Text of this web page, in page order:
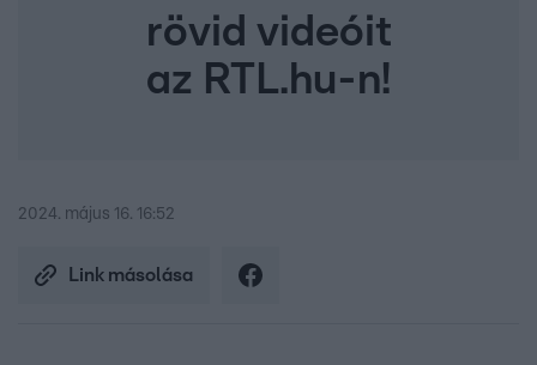
rövid videóit
az RTL.hu-n!
2024. május 16. 16:52
Link másolása